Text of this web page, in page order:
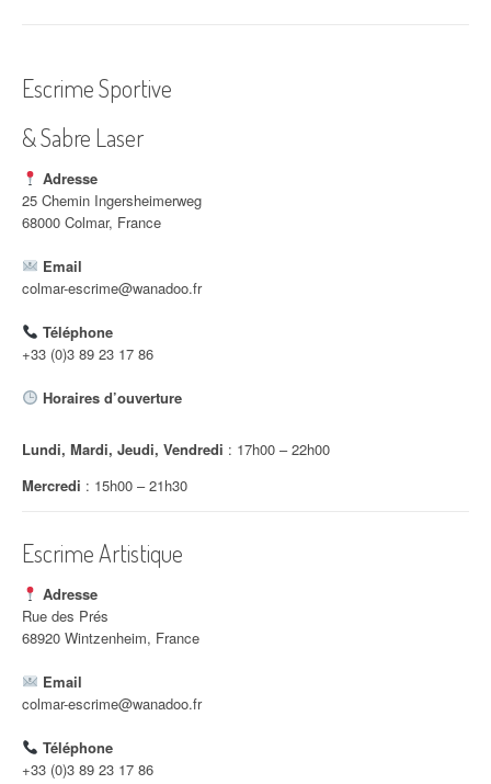
g
a
t
i
o
n
d
'
a
t
i
c
l
e
Escrime Sportive
& Sabre Laser
Adresse
25 Chemin Ingersheimerweg
68000 Colmar, France
Email
colmar-escrime@wanadoo.fr
Téléphone
+33 (0)3 89 23 17 86
Horaires d’ouverture
Lundi, Mardi, Jeudi, Vendredi : 17h00 – 22h00
Mercredi : 15h00 – 21h30
Escrime Artistique
Adresse
Rue des Prés
68920 Wintzenheim, France
Email
colmar-escrime@wanadoo.fr
Téléphone
+33 (0)3 89 23 17 86